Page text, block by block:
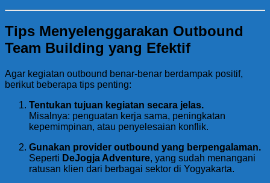
Tips Menyelenggarakan Outbound
Team Building yang Efektif
Agar kegiatan outbound benar-benar berdampak positif,
berikut beberapa tips penting:
Tentukan tujuan kegiatan secara jelas.
Misalnya: penguatan kerja sama, peningkatan
kepemimpinan, atau penyelesaian konflik.
Gunakan provider outbound yang berpengalaman.
Seperti DeJogja Adventure, yang sudah menangani
ratusan klien dari berbagai sektor di Yogyakarta.